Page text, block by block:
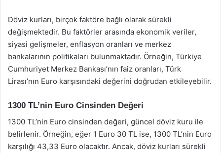
Döviz kurları, birçok faktöre bağlı olarak sürekli
değişmektedir. Bu faktörler arasında ekonomik veriler,
siyasi gelişmeler, enflasyon oranları ve merkez
bankalarının politikaları bulunmaktadır. Örneğin, Türkiye
Cumhuriyet Merkez Bankası’nın faiz oranları, Türk
Lirası’nın Euro karşısındaki değerini doğrudan etkileyebilir.
1300 TL’nin Euro Cinsinden Değeri
1300 TL’nin Euro cinsinden değeri, güncel döviz kuru ile
belirlenir. Örneğin, eğer 1 Euro 30 TL ise, 1300 TL’nin Euro
karşılığı 43,33 Euro olacaktır. Ancak, döviz kurları sürekli